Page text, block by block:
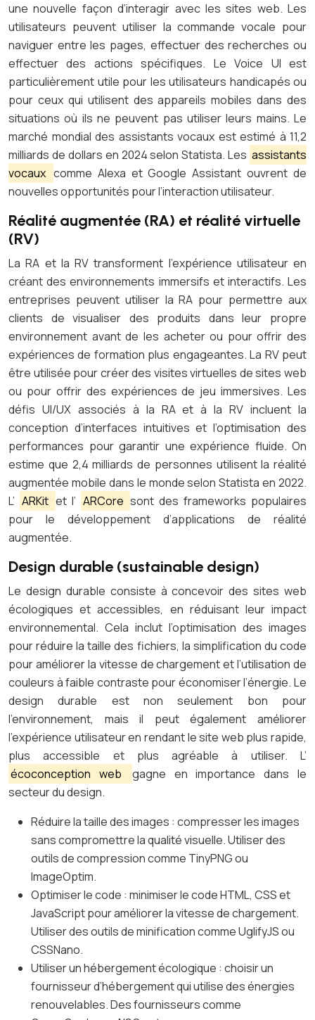
une nouvelle façon d’interagir avec les sites web. Les
utilisateurs peuvent utiliser la commande vocale pour
naviguer entre les pages, effectuer des recherches ou
effectuer des actions spécifiques. Le Voice UI est
particulièrement utile pour les utilisateurs handicapés ou
pour ceux qui utilisent des appareils mobiles dans des
situations où ils ne peuvent pas utiliser leurs mains. Le
marché mondial des assistants vocaux est estimé à 11,2
milliards de dollars en 2024 selon Statista. Les assistants
vocaux comme Alexa et Google Assistant ouvrent de
nouvelles opportunités pour l’interaction utilisateur.
Réalité augmentée (RA) et réalité virtuelle
(RV)
La RA et la RV transforment l’expérience utilisateur en
créant des environnements immersifs et interactifs. Les
entreprises peuvent utiliser la RA pour permettre aux
clients de visualiser des produits dans leur propre
environnement avant de les acheter ou pour offrir des
expériences de formation plus engageantes. La RV peut
être utilisée pour créer des visites virtuelles de sites web
ou pour offrir des expériences de jeu immersives. Les
défis UI/UX associés à la RA et à la RV incluent la
conception d’interfaces intuitives et l’optimisation des
performances pour garantir une expérience fluide. On
estime que 2,4 milliards de personnes utilisent la réalité
augmentée mobile dans le monde selon Statista en 2022.
L’ ARKit et l’ ARCore sont des frameworks populaires
pour le développement d’applications de réalité
augmentée.
Design durable (sustainable design)
Le design durable consiste à concevoir des sites web
écologiques et accessibles, en réduisant leur impact
environnemental. Cela inclut l’optimisation des images
pour réduire la taille des fichiers, la simplification du code
pour améliorer la vitesse de chargement et l’utilisation de
couleurs à faible contraste pour économiser l’énergie. Le
design durable est non seulement bon pour
l’environnement, mais il peut également améliorer
l’expérience utilisateur en rendant le site web plus rapide,
plus accessible et plus agréable à utiliser. L’
écoconception web
gagne en importance dans le
secteur du design.
Réduire la taille des images : compresser les images
sans compromettre la qualité visuelle. Utiliser des
outils de compression comme TinyPNG ou
ImageOptim.
Optimiser le code : minimiser le code HTML, CSS et
JavaScript pour améliorer la vitesse de chargement.
Utiliser des outils de minification comme UglifyJS ou
CSSNano.
Utiliser un hébergement écologique : choisir un
fournisseur d’hébergement qui utilise des énergies
renouvelables. Des fournisseurs comme